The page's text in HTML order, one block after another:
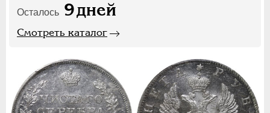
Осталось 9дней
Смотреть каталог